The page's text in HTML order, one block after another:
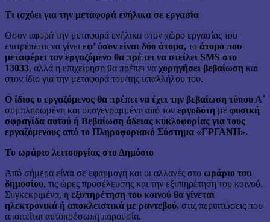
Τι ισχύει για την μεταφορά ενήλικα σε εργασία
Οσον αφορά την μεταφορά ενήλικα στον χώρο εργασίας του
επιτρέπεται να γίνει εφ’ όσον είναι δύο άτομα, το άτομο που
μεταφέρει τον εργαζόμενο θα πρέπει να στείλει SMS στο
13033, αλλά η επιχείρηση θα πρέπει να χορηγήσει βεβαίωση και
στον ίδιο για την μεταφορά του/της υπαλλήλου του.
Ο ίδιος ο εργαζόμενος θα πρέπει να έχει την βεβαίωση τύπου Α΄
συμπληρωμένη και υπογεγραμμένη από τον εργοδότη με φυσική
σφραγίδα αυτού ή Βεβαίωση άδειας κυκλοφορίας για τους
εργαζόμενους από το Πληροφοριακό Σύστημα «ΕΡΓΑΝΗ».
Το ωράριο λειτουργίας στο Δημόσιο
Από σήμερα είναι σε εφαρμογή και οι αλλαγές στο ωράριο του
δημοσίου, τις ώρες προσέλευσης και την εξυπηρέτηση του κοινού.
Συγκεκριμένα, η εξυπηρέτηση του κοινού θα γίνεται
ηλεκτρονικά ή αποκλειστικά με ραντεβού, στις περιπτώσεις που
απαιτείται αυτοπρόσωπη παρουσία.